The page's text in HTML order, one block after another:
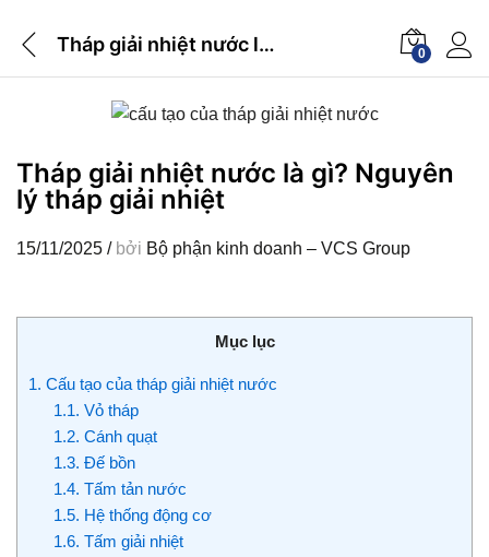
Tháp giải nhiệt nước là gì? Nguyên lý tháp giải nhiệt 0
Tháp giải nhiệt nước là gì? Nguyên
lý tháp giải nhiệt
15/11/2025 /bởi Bộ phận kinh doanh – VCS Group
Mục lục
1. Cấu tạo của tháp giải nhiệt nước
1.1. Vỏ tháp
1.2. Cánh quạt
1.3. Đế bồn
1.4. Tấm tản nước
1.5. Hệ thống động cơ
1.6. Tấm giải nhiệt